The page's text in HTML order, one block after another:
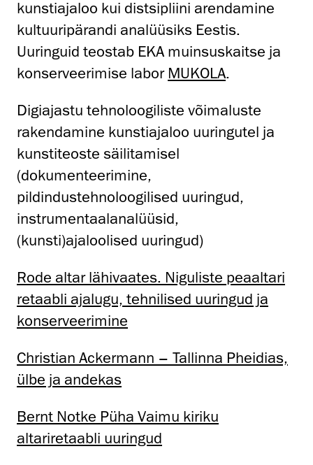
kunstiajaloo kui distsipliini arendamine
kultuuripärandi analüüsiks Eestis.
Uuringuid teostab EKA muinsuskaitse ja
konserveerimise labor MUKOLA.
Digiajastu tehnoloogiliste võimaluste
rakendamine kunstiajaloo uuringutel ja
kunstiteoste säilitamisel
(dokumenteerimine,
pildindustehnoloogilised uuringud,
instrumentaalanalüüsid,
(kunsti)ajaloolised uuringud)
Rode altar lähivaates. Niguliste peaaltari
retaabli ajalugu, tehnilised uuringud ja
konserveerimine
Christian Ackermann – Tallinna Pheidias,
ülbe ja andekas
Bernt Notke Püha Vaimu kiriku
altariretaabli uuringud